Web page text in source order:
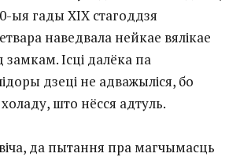
ыя гады ХІХ стагоддзя
наведвала нейкае вялікае
Ісці далёка па
дзеці не адважыліся, бо
што нёсся адтуль.
да пытання пра магчымасць